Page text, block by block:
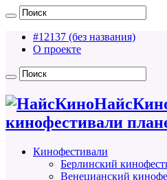
#12137 (без названия)
О проекте
кинофестивали
Кинофестивали
Берлинский
Венецианский